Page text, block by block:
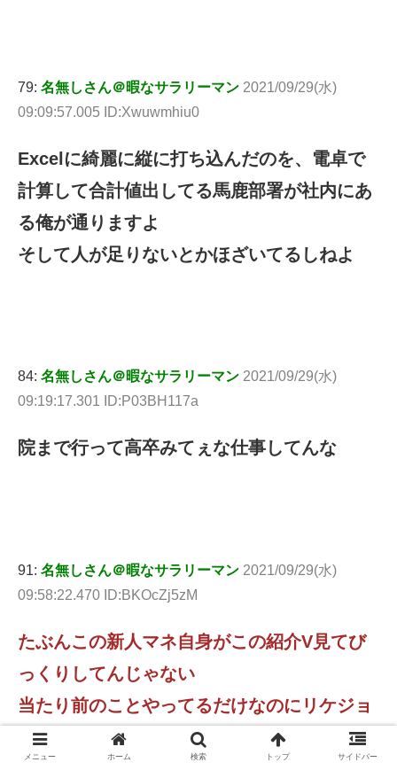
79: 名無しさん＠暇なサラリーマン 2021/09/29(水)
09:09:57.005 ID:Xwuwmhiu0
Excelに綺麗に縦に打ち込んだのを、電卓で
計算して合計値出してる馬鹿部署が社内にあ
る俺が通りますよ
そして人が足りないとかほざいてるしねよ
84: 名無しさん＠暇なサラリーマン 2021/09/29(水)
09:19:17.301 ID:P03BH117a
院まで行って高卒みてぇな仕事してんな
91: 名無しさん＠暇なサラリーマン 2021/09/29(水)
09:58:22.470 ID:BKOcZj5zM
たぶんこの新人マネ自身がこの紹介V見てび
っくりしてんじゃない
当たり前のことやってるだけなのにリケジョ
とか言われて戸惑ってそう
メニュー ホーム 検索 トップ サイドバー